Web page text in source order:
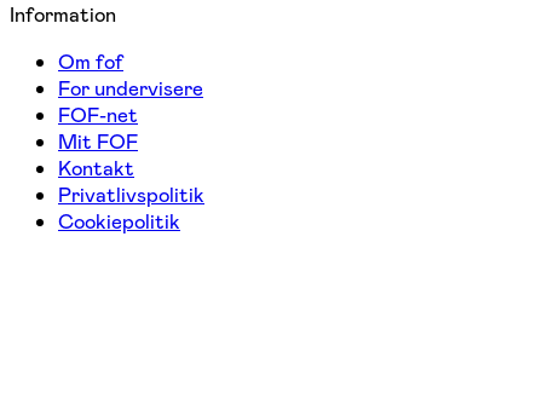
Information
Om fof
For undervisere
FOF-net
Mit FOF
Kontakt
Privatlivspolitik
Cookiepolitik